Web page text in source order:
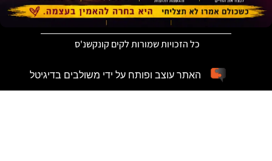
כל הזכויות שמורות לקים קונקשנ'ס
האתר עוצב ופותח על ידי משולבים בדיגיטל